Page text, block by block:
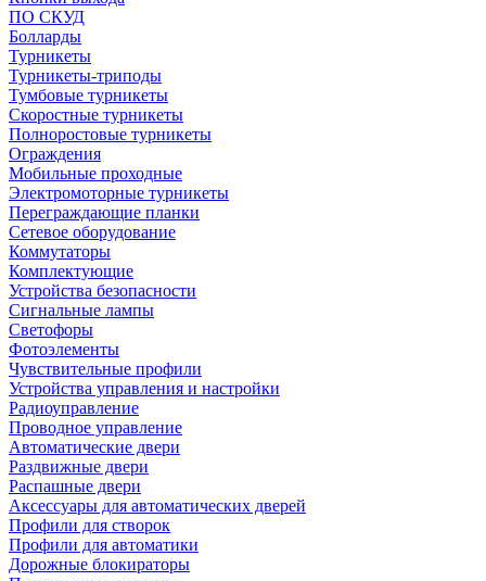
ПО СКУД
Болларды
Турникеты
Турникеты-триподы
Тумбовые турникеты
Скоростные турникеты
Полноростовые турникеты
Ограждения
Мобильные проходные
Электромоторные турникеты
Переграждающие планки
Сетевое оборудование
Коммутаторы
Комплектующие
Устройства безопасности
Сигнальные лампы
Светофоры
Фотоэлементы
Чувствительные профили
Устройства управления и настройки
Радиоуправление
Проводное управление
Автоматические двери
Раздвижные двери
Распашные двери
Аксессуары для автоматических дверей
Профили для створок
Профили для автоматики
Дорожные блокираторы